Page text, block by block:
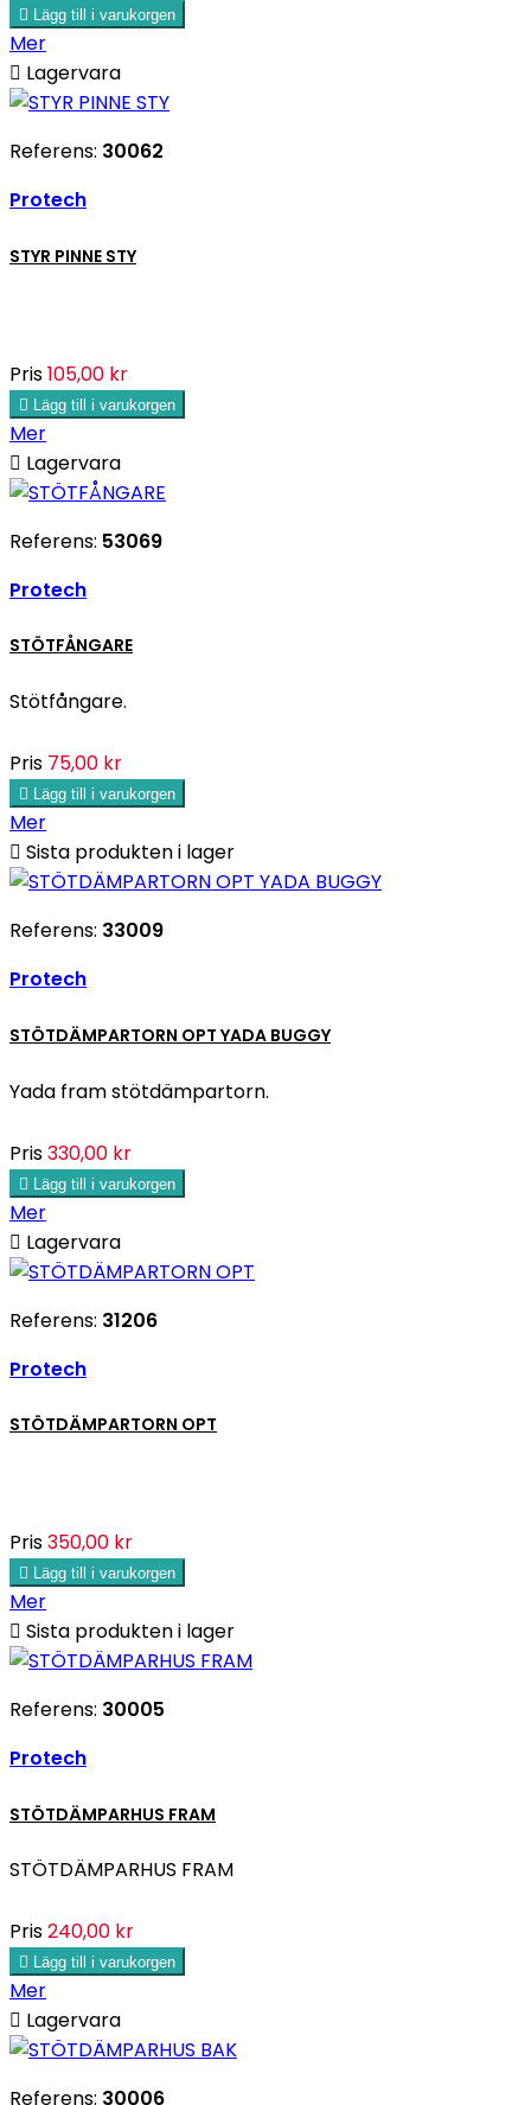
 Lägg till i varukorgen
Mer
 Lagervara
Referens: 30062
Protech
STYR PINNE STY
Pris105,00 kr
 Lägg till i varukorgen
Mer
 Lagervara
Referens: 53069
Protech
STÖTFÅNGARE
Stötfångare.
Pris 75,00 kr
 Lägg till i varukorgen
Mer
 Sista produkten i lager
Referens: 33009
Protech
STÖTDÄMPARTORN OPT YADA BUGGY
Yada fram stötdämpartorn.
Pris330,00 kr
 Lägg till i varukorgen
Mer
 Lagervara
Referens: 31206
Protech
STÖTDÄMPARTORN OPT
Pris350,00 kr
 Lägg till i varukorgen
Mer
 Sista produkten i lager
Referens: 30005
Protech
STÖTDÄMPARHUS FRAM
STÖTDÄMPARHUS FRAM
Pris240,00 kr
 Lägg till i varukorgen
Mer
 Lagervara
Referens: 30006